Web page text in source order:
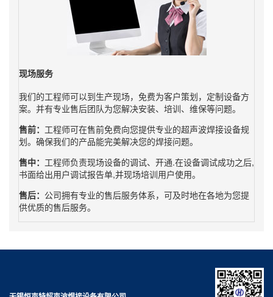
现场服务
我们的工程师可以到生产现场，免费为客户策划，定制设备方
案。并有专业售后团队为您解决安装、培训、维保等问题。
售前： 工程师可在售前免费向您提供专业的超声波焊接设备规
划。确保我们的产品能完美解决您的焊接问题。
售中： 工程师负责现场设备的调试、开通.在设备调试成功之后,
书面给出用户调试报告单,并现场培训用户使用。
售后： 公司拥有专业的售后服务体系，可及时地在各地为您提
供优质的售后服务。